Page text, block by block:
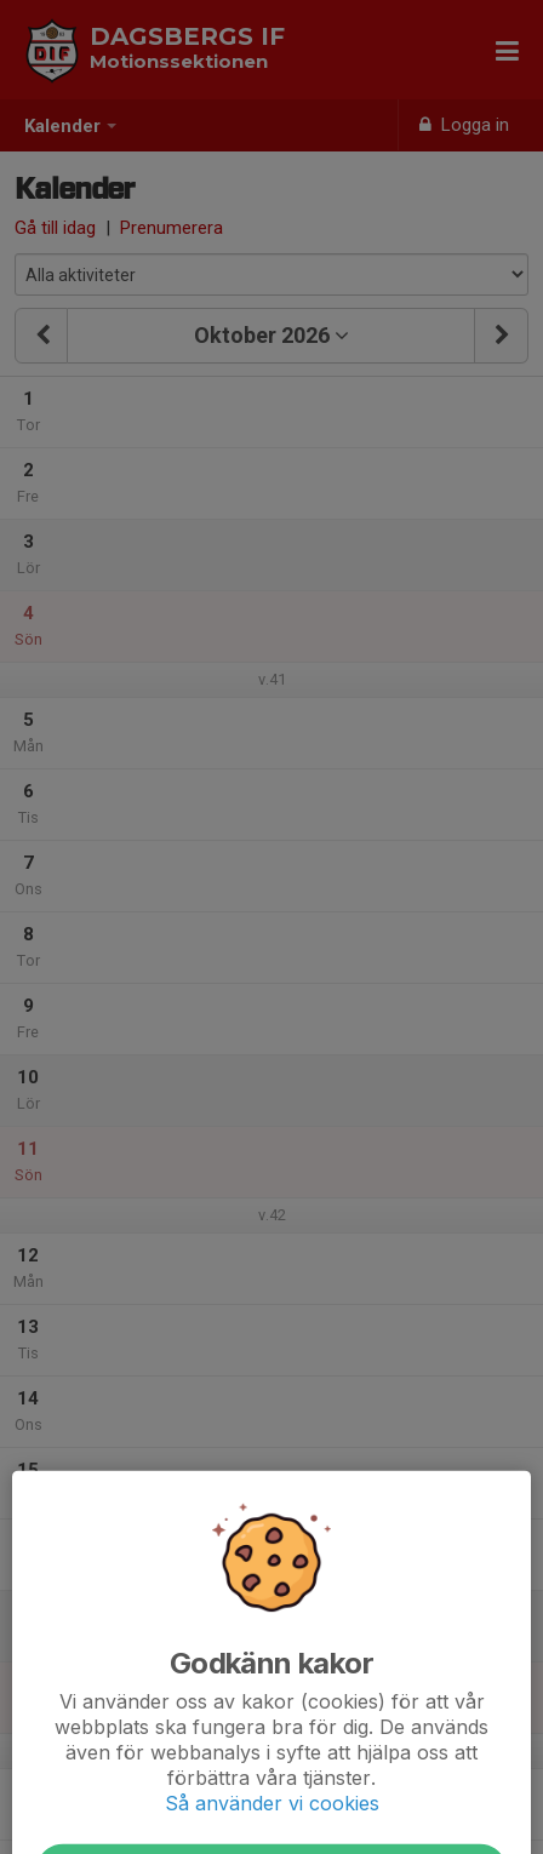
Kalender Logga in
DAGSBERGS IF
Motionssektionen
Kalender
Gå till idag | Prenumerera
Oktober 2026
1
Tor
2
Fre
3
Lör
4
Sön
v.41
5
Mån
6
Tis
7
Ons
8
Tor
9
Fre
10
Lör
11
Sön
v.42
12
Mån
13
Tis
14
Ons
15
v.43
Godkänn kakor
Vi använder oss av kakor (cookies) för att vår
webbplats ska fungera bra för dig. De används
även för webbanalys i syfte att hjälpa oss att
förbättra våra tjänster.
Så använder vi cookies